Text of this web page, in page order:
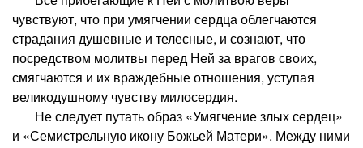
чувствуют, что при умягчении сердца облегчаются
страдания душевные и телесные, и сознают, что
посредством молитвы перед Ней за врагов своих,
смягчаются и их враждебные отношения, уступая
великодушному чувству милосердия.
Не следует путать образ «Умягчение злых сердец»
и «Семистрельную икону Божьей Матери». Между ними